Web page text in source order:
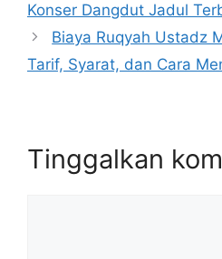
Konser Dangdut Jadul
Biaya Ruqyah Ustadz
Tarif, Syarat, dan Cara
Tinggalkan